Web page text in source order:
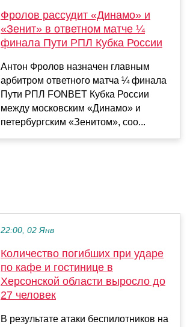
Фролов рассудит «Динамо» и
«Зенит» в ответном матче ¼
финала Пути РПЛ Кубка России
Антон Фролов назначен главным
арбитром ответного матча ¼ финала
Пути РПЛ FONBET Кубка России
между московским «Динамо» и
петербургским «Зенитом», соо...
22:00, 02 Янв
Количество погибших при ударе
по кафе и гостинице в
Херсонской области выросло до
27 человек
В результате атаки беспилотников на